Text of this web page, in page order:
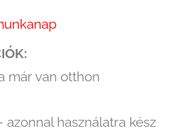
már van otthon
azonnal használatra kész